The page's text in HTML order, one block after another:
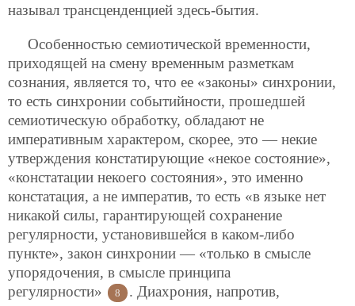
называл трансценденцией здесь-бытия.
Особенностью семиотической временности,
приходящей на смену временным разметкам
сознания, является то, что ее «законы» синхронии,
то есть синхронии событийности, прошедшей
семиотическую обработку, обладают не
императивным характером, скорее, это — некие
утверждения констатирующие «некое состояние»,
«констатации некоего состояния», это именно
констатация, а не императив, то есть «в языке нет
никакой силы, гарантирующей сохранение
регулярности, установившейся в каком-либо
пункте», закон синхронии — «только в смысле
упорядочения, в смысле принципа
регулярности»
8
. Диахрония, напротив,